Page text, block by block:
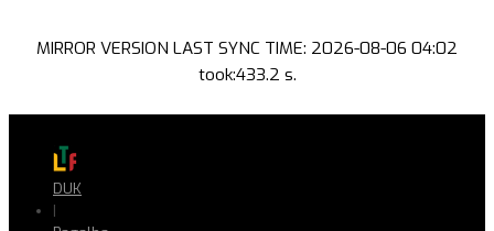
MIRROR VERSION LAST SYNC TIME: 2026-08-06 04:02
took:433.2 s.
DUK
|